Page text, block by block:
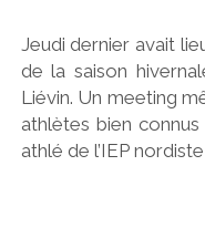
Jeudi dernier avait
de la saison
Liévin. Un meeting
athlètes bien
athlé de l’IEP